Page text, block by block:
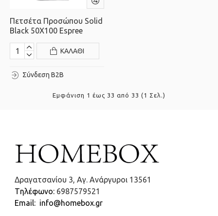
Πετσέτα Προσώπου Solid
Black 50X100 Espree
ΚΑΛΆΘΙ
Σύνδεση B2B
Εμφάνιση 1 έως 33 από 33 (1 Σελ.)
Δραγατσανίου 3, Αγ. Ανάργυροι 13561
Tηλέφωνο: 6987579521
Email: info@homebox.gr